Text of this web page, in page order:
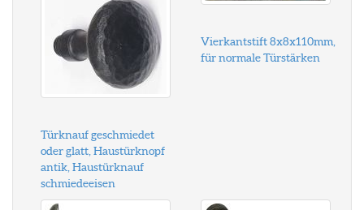
Türknauf geschmiedet
oder glatt, Haustürknopf
antik, Haustürknauf
schmiedeeisen
Vierkantstift 8x8x110mm,
für normale Türstärken